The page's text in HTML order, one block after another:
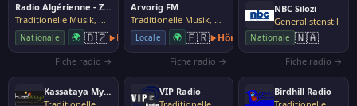
Radio Algérienne - Zaman FM
Traditionelle Musik, Volksmusik
Nationale 🌍 🇩🇿 Hören
Fiche radio →
Arvorig FM
Traditionelle Musik, Volksmusik
Locale 🌍 🇫🇷 Hören
Fiche radio →
NBC Silozi
Generalistenstil
Nationale 🇳🇦
Fiche radio →
Kassataya Myradio
VIP Radio
Birdhill Radio